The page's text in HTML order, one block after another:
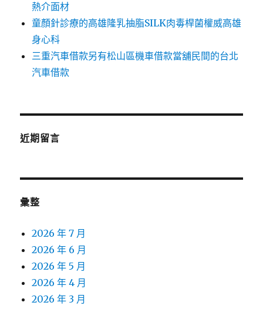
熱介面材
童顏針診療的高雄隆乳抽脂SILK肉毒桿菌權威高雄
身心科
三重汽車借款另有松山區機車借款當舖民間的台北
汽車借款
近期留言
彙整
2026 年 7 月
2026 年 6 月
2026 年 5 月
2026 年 4 月
2026 年 3 月